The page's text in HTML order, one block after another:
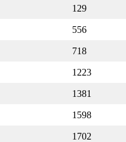
129
556
718
1223
1381
1598
1702